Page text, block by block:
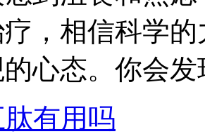
，相信科学
心态。你会
有用吗